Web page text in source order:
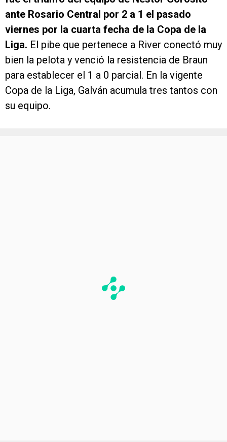
ante Rosario Central por 2 a 1 el pasado
viernes por la cuarta fecha de la Copa de la
Liga. El pibe que pertenece a River conectó muy
bien la pelota y venció la resistencia de Braun
para establecer el 1 a 0 parcial. En la vigente
Copa de la Liga, Galván acumula tres tantos con
su equipo.